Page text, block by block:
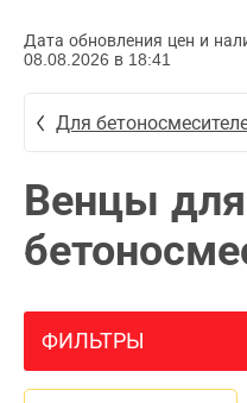
Дата обновления цен и
08.08.2026 в 18:41
Для
Венцы для
ФИЛЬТРЫ